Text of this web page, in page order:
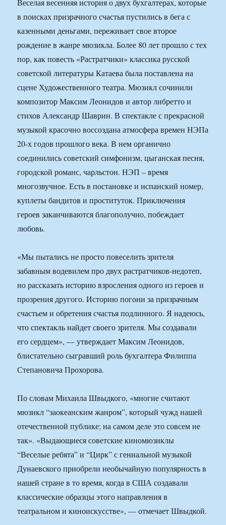
Веселая весенняя история о двух бухгалтерах, которые
в поисках призрачного счастья пустились в бега с
казенными деньгами, переживает свое второе
рождение в жанре мюзикла. Более 80 лет прошло с тех
пор, как повесть «Растратчики» классика русской
советской литературы Катаева была поставлена на
сцене Художественного театра. Мюзикл сочинили
композитор Максим Леонидов и автор либретто и
стихов Александр Шаврин. В спектакле с прекрасной
музыкой красочно воссоздана атмосфера времен НЭПа
20-х годов прошлого века. В нем органично
соединились советский симфонизм, цыганская песня,
городской романс, чарльстон. НЭП – время
многозвучное. Есть в постановке и испанский номер,
куплеты бандитов и проституток. Приключения
героев заканчиваются благополучно, побеждает
любовь.
«Мы пытались не просто повеселить зрителя
забавным водевилем про двух растратчиков-недотеп,
но рассказать историю взросления одного из героев и
прозрения другого. Историю погони за призрачным
счастьем и обретения счастья подлинного. Я надеюсь,
что спектакль найдет своего зрителя. Мы создавали
его сердцем», — утверждает Максим Леонидов,
блистательно сыгравший роль бухгалтера Филиппа
Степановича Прохорова.
По словам Михаила Швыдкого, «многие считают
мюзикл “заокеанским жанром”, который чужд нашей
отечественной публике; на самом деле это совсем не
так». «Выдающиеся советские киномюзиклы
“Веселые ребята” и “Цирк” с гениальной музыкой
Дунаевского приобрели необычайную популярность в
нашей стране в то время, когда в США создавали
классические образцы этого направления в
театральном и киноискусстве», — отмечает Швыдкой.